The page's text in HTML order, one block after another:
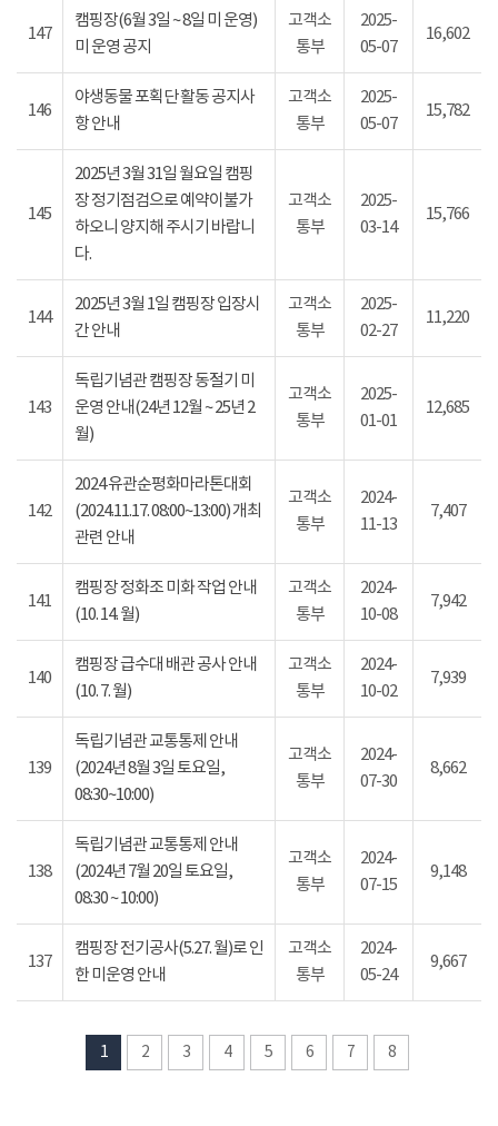
147
캠핑장(6월 3일 ~ 8일 미 운영)
미 운영 공지
고객소
통부
2025-
05-07
16,602
146
야생동물 포획단 활동 공지사
항 안내
고객소
통부
2025-
05-07
15,782
145
2025년 3월 31일 월요일 캠핑
장 정기점검으로 예약이불가
하오니 양지해 주시기 바랍니
다.
고객소
통부
2025-
03-14
15,766
144
2025년 3월 1일 캠핑장 입장시
간 안내
고객소
통부
2025-
02-27
11,220
143
독립기념관 캠핑장 동절기 미
운영 안내(24년 12월 ~ 25년 2
월)
고객소
통부
2025-
01-01
12,685
142
2024 유관순평화마라톤대회
(2024.11.17. 08:00~13:00) 개최
관련 안내
고객소
통부
2024-
11-13
7,407
141
캠핑장 정화조 미화 작업 안내
(10. 14. 월)
고객소
통부
2024-
10-08
7,942
140
캠핑장 급수대 배관 공사 안내
(10. 7. 월)
고객소
통부
2024-
10-02
7,939
139
독립기념관 교통통제 안내
(2024년 8월 3일 토요일,
08:30~10:00)
고객소
통부
2024-
07-30
8,662
138
독립기념관 교통통제 안내
(2024년 7월 20일 토요일,
08:30 ~ 10:00)
고객소
통부
2024-
07-15
9,148
137
캠핑장 전기공사(5.27. 월)로 인
한 미운영 안내
고객소
통부
2024-
05-24
9,667
1 2 3 4 5 6 7 8